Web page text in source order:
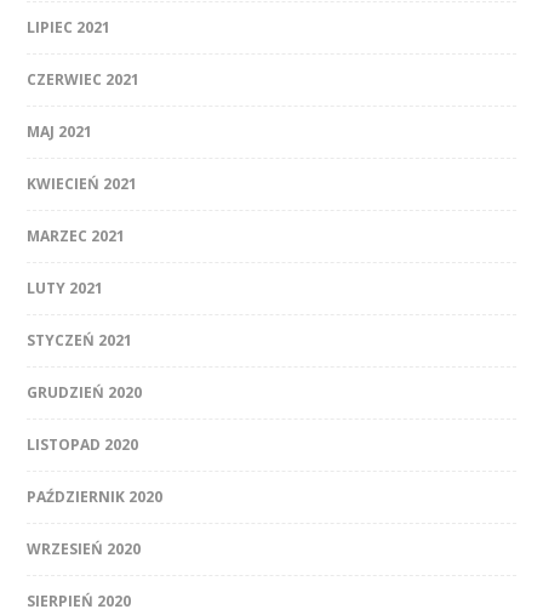
LIPIEC 2021
CZERWIEC 2021
MAJ 2021
KWIECIEŃ 2021
MARZEC 2021
LUTY 2021
STYCZEŃ 2021
GRUDZIEŃ 2020
LISTOPAD 2020
PAŹDZIERNIK 2020
WRZESIEŃ 2020
SIERPIEŃ 2020